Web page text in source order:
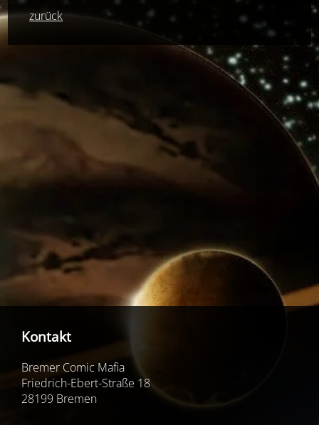
zurück
Kontakt
Bremer Comic Mafia
Friedrich-Ebert-Straße 18
28199 Bremen